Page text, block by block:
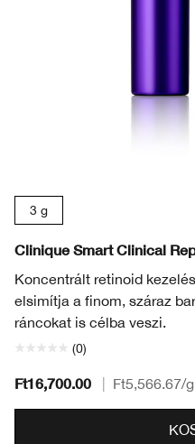
3 g
Clinique Smart Clinical
Koncentrált retinoid
elsimítja a finom, száraz
ráncokat is célba veszi.
(0)
Ft16,700.00 Ft5,566.67/g